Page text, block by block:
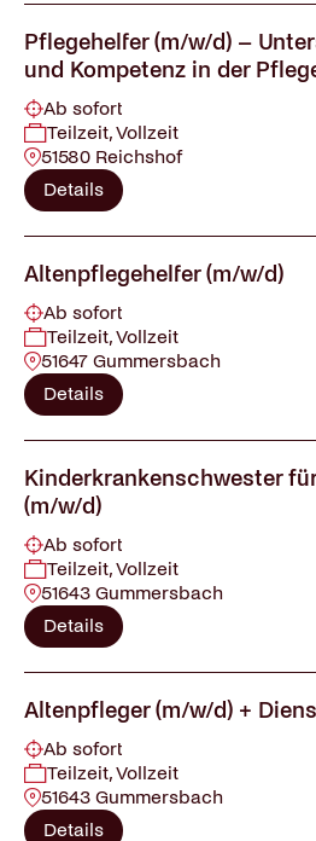
Pflegehelfer (m/w/d) –
und Kompetenz in der
Ab sofort
Teilzeit, Vollzeit
51580 Reichshof
Details
Altenpflegehelfer (m/w/d)
Ab sofort
Teilzeit, Vollzeit
51647 Gummersbach
Details
Kinderkrankenschwester
(m/w/d)
Ab sofort
Teilzeit, Vollzeit
51643 Gummersbach
Details
Altenpfleger (m/w/d) +
Ab sofort
Teilzeit, Vollzeit
51643 Gummersbach
Details